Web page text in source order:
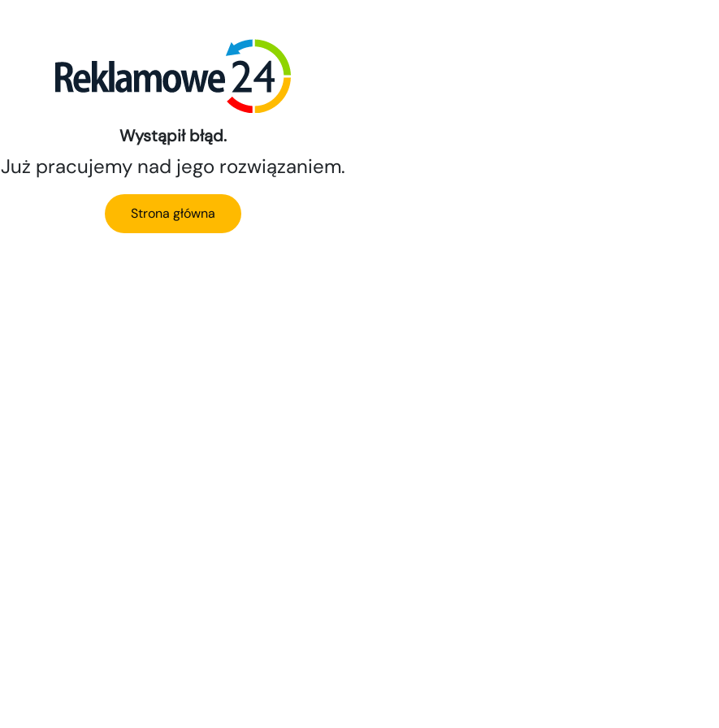
Wystąpił błąd.
Już pracujemy nad jego rozwiązaniem.
Strona główna